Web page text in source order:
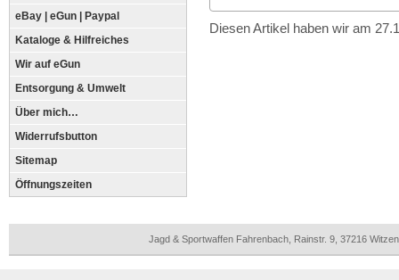
eBay | eGun | Paypal
Kataloge & Hilfreiches
Wir auf eGun
Entsorgung & Umwelt
Über mich…
Widerrufsbutton
Sitemap
Öffnungszeiten
Diesen Artikel haben wir am
Jagd & Sportwaffen Fahrenbach, Rainstr. 9, 37216